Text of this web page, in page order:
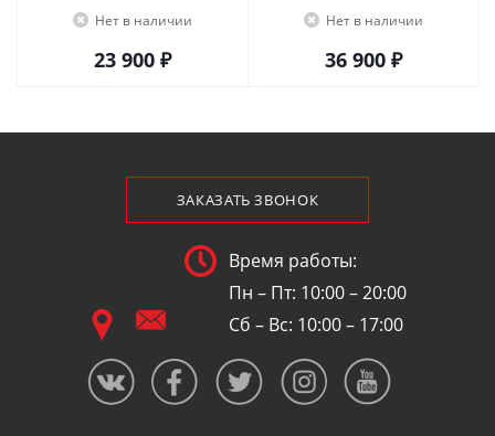
Нет в наличии
23 900 ₽
Нет в наличии
36 900 ₽
ЗАКАЗАТЬ ЗВОНОК
Время работы:
Пн – Пт: 10:00 – 20:00
Сб – Вс: 10:00 – 17:00